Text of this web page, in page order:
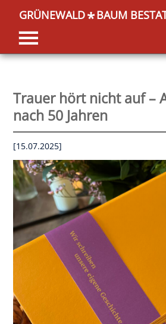
GRÜNEWALD*BAUM
Trauer hört nicht auf –
nach 50 Jahren
[15.07.2025]